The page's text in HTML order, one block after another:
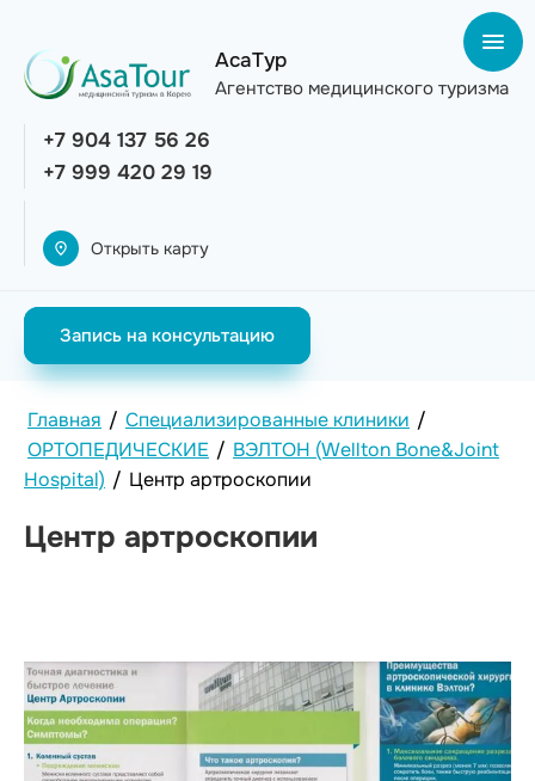
АсаТур
Агентство медицинского туризма
+7 904 137 56 26
+7 999 420 29 19
Открыть карту
Запись на консультацию
Главная / Специализированные клиники /
ОРТОПЕДИЧЕСКИЕ / ВЭЛТОН (Wellton Bone&Joint
Hospital) / Центр артроскопии
Центр артроскопии